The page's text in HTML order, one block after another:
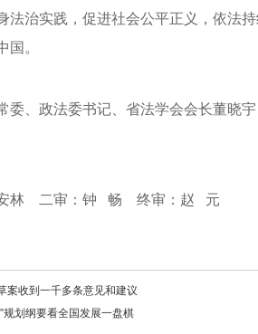
法治实践，促进社会公平正义，依法
国。
委、政法委书记、省法学会会长董晓
林 二审：钟 畅 终审：赵 元
案收到一千多条意见和建议
规划纲要看全国发展一盘棋